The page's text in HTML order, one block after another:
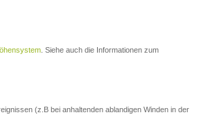
. Siehe auch die Informationen zum
(z.B bei anhaltenden ablandigen Winden in der